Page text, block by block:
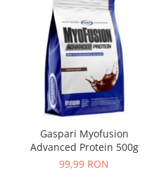
Gaspari Myofusion
Advanced Protein 500g
99,99 RON